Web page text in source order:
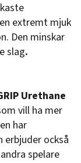
extremt mjuk
Den minskar
slag.‍
Urethane
vill ha mer
har
också
spelare